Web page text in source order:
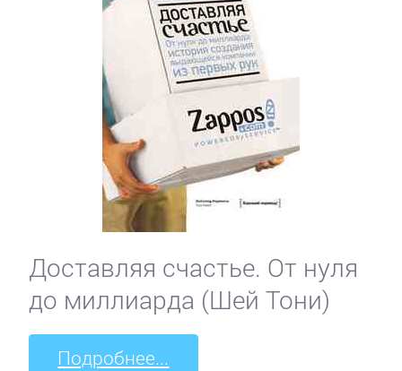
Доставляя счастье. От нуля
до миллиарда (Шей Тони)
Подробнее...